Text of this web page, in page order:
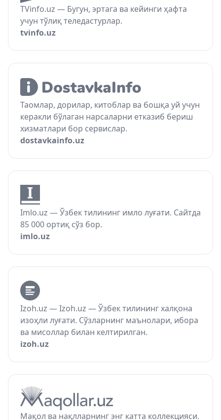
TVinfo.uz — Бугун, эртага ва кейинги ҳафта
учун тўлиқ теледастурлар.
tvinfo.uz
Таомлар, дорилар, китоблар ва бошқа уй учун
керакли бўлаган нарсаларни етказиб бериш
хизматлари бор сервислар.
dostavkainfo.uz
Imlo.uz — Ўзбек тилининг имло луғати. Сайтда
85 000 ортиқ сўз бор.
imlo.uz
Izoh.uz — Izoh.uz — Ўзбек тилининг халқона
изоҳли луғати. Сўзларнинг маънолари, ибора
ва мисоллар билан келтирилган.
izoh.uz
Мақол ва нақлларнинг энг катта коллекцияси.